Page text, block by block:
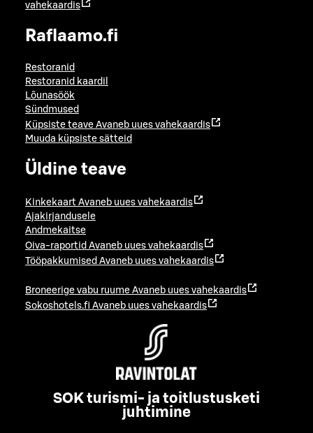
vahekaardis
Raflaamo.fi
Restoranid
Restoranid kaardil
Lõunasöök
Sündmused
Küpsiste teave Avaneb uues vahekaardis
Muuda küpsiste sätteid
Üldine teave
Kinkekaart Avaneb uues vahekaardis
Ajakirjandusele
Andmekaitse
Oiva-raportid Avaneb uues vahekaardis
Tööpakkumised Avaneb uues vahekaardis
Broneerige vabu ruume Avaneb uues vahekaardis
Sokoshotels.fi Avaneb uues vahekaardis
SOK turismi- ja toitlustusketi
juhtimine